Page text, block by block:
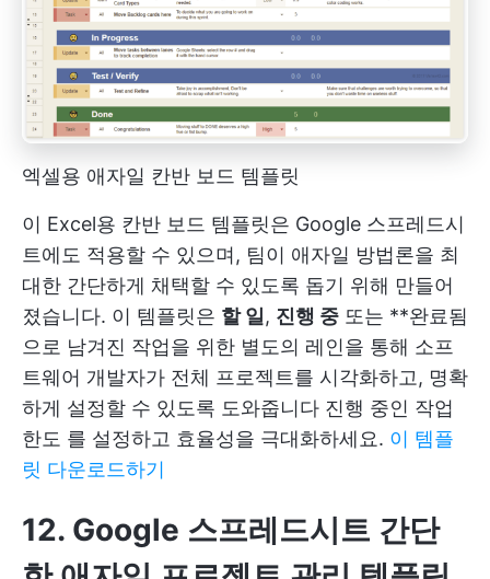
엑셀용 애자일 칸반 보드 템플릿
이 Excel용 칸반 보드 템플릿은 Google 스프레드시
트에도 적용할 수 있으며, 팀이 애자일 방법론을 최
대한 간단하게 채택할 수 있도록 돕기 위해 만들어
졌습니다. 이 템플릿은 할 일, 진행 중 또는 **완료됨
으로 남겨진 작업을 위한 별도의 레인을 통해 소프
트웨어 개발자가 전체 프로젝트를 시각화하고, 명확
하게 설정할 수 있도록 도와줍니다 진행 중인 작업
한도 를 설정하고 효율성을 극대화하세요. 이 템플
릿 다운로드하기
12. Google 스프레드시트 간단